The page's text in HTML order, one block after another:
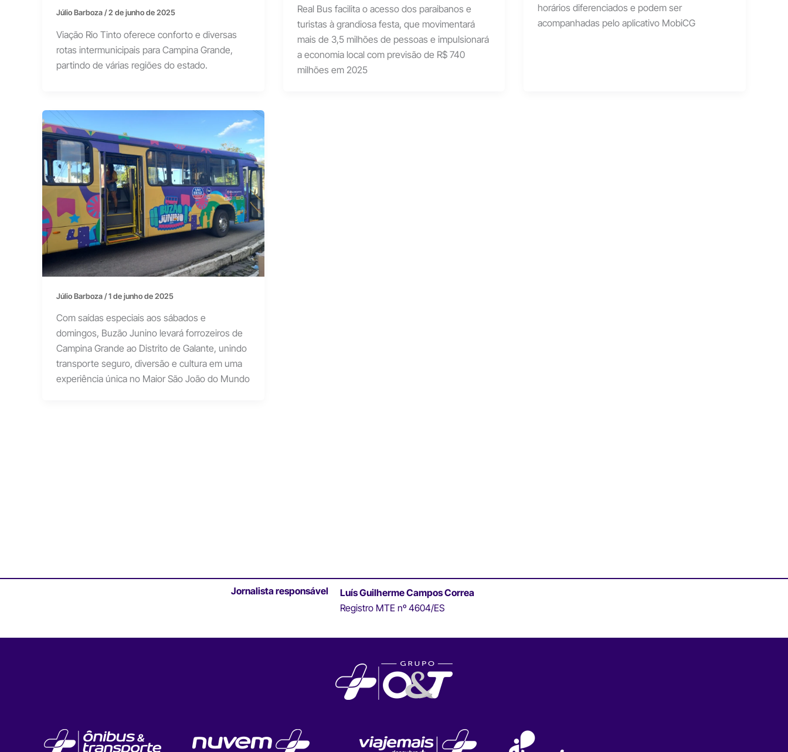
Júlio Barboza/2 de junho de 2025
Viação Rio Tinto oferece conforto e diversas
rotas intermunicipais para Campina Grande,
partindo de várias regiões do estado.
Real Bus facilita o acesso dos paraibanos e
turistas à grandiosa festa, que movimentará
mais de 3,5 milhões de pessoas e impulsionará
a economia local com previsão de R$ 740
milhões em 2025
horários diferenciados e podem ser
acompanhadas pelo aplicativo MobiCG
Júlio Barboza/1 de junho de 2025
Com saídas especiais aos sábados e
domingos, Buzão Junino levará forrozeiros de
Campina Grande ao Distrito de Galante, unindo
transporte seguro, diversão e cultura em uma
experiência única no Maior São João do Mundo
Jornalista responsável
Luís Guilherme Campos Correa
Registro MTE nº 4604/ES